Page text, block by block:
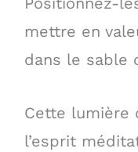
mettre en
dans le sable
Cette lumière
l’esprit